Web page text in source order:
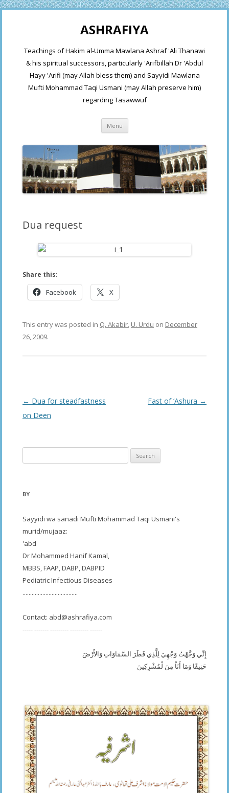
ASHRAFIYA
Teachings of Hakim al-Umma Mawlana Ashraf 'Ali Thanawi
& his spiritual successors, particularly 'Arifbillah Dr 'Abdul
Hayy 'Arifi (may Allah bless them) and Sayyidi Mawlana
Mufti Mohammad Taqi Usmani (may Allah preserve him)
regarding Tasawwuf
Menu Skip
content
Dua request
Share this:
Facebook X
This entry was posted in Q. Akabir, U. Urdu on December
26, 2009.
Post
navigation
← Dua for steadfastness
on Deen
Fast of ‘Ashura →
for:
BY
Sayyidi wa sanadi Mufti Mohammad Taqi Usmani's
murid/mujaaz:
'abd
Dr Mohammed Hanif Kamal,
MBBS, FAAP, DABP, DABPID
Pediatric Infectious Diseases
....................................
Contact: abd@ashrafiya.com
----- ------- --------- --------- ------
إِنِّي وَجَّهْتُ وَجْهِيَ لِلَّذِي فَطَرَ السَّمَاوَاتِ وَالأَرْضَ
حَنِيفًا وَمَا أَنَاْ مِنَ لْمُشْرِكِينَ